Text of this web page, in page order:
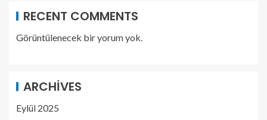
RECENT COMMENTS
Görüntülenecek bir yorum yok.
ARCHIVES
Eylül 2025